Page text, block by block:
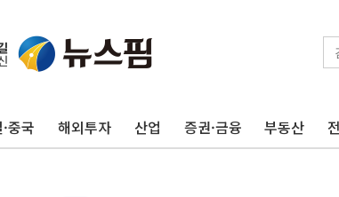
중국 해외투자 산업 증권·금융 부동산
美, 이란전 출구전략 만지작…공습 한계·탄
강릉·동해·삼척 시간당 최대 50㎜ 폭우…
서울 중랑구 주택가서 흉기 난동…60대 남
李대통령 "결혼 때문에 손해 보는 일 없